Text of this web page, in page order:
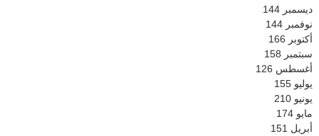
ديسمبر 144
نوفمبر 144
أكتوبر 166
سبتمبر 158
أغسطس 126
يوليو 155
يونيو 210
مايو 174
أبريل 151